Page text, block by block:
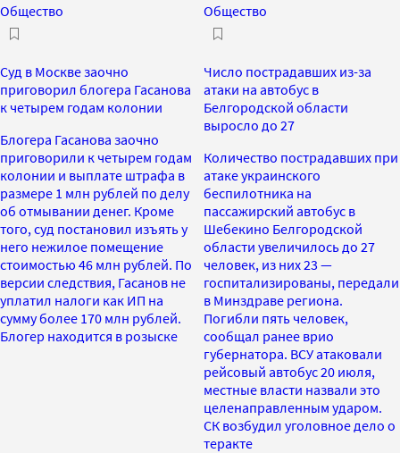
Общество
Суд в Москве заочно
приговорил блогера Гасанова
к четырем годам колонии
Блогера Гасанова заочно
приговорили к четырем годам
колонии и выплате штрафа в
размере 1 млн рублей по делу
об отмывании денег. Кроме
того, суд постановил изъять у
него нежилое помещение
стоимостью 46 млн рублей. По
версии следствия, Гасанов не
уплатил налоги как ИП на
сумму более 170 млн рублей.
Блогер находится в розыске
Общество
Число пострадавших из-за
атаки на автобус в
Белгородской области
выросло до 27
Количество пострадавших при
атаке украинского
беспилотника на
пассажирский автобус в
Шебекино Белгородской
области увеличилось до 27
человек, из них 23 —
госпитализированы, передали
в Минздраве региона.
Погибли пять человек,
сообщал ранее врио
губернатора. ВСУ атаковали
рейсовый автобус 20 июля,
местные власти назвали это
целенаправленным ударом.
СК возбудил уголовное дело о
теракте